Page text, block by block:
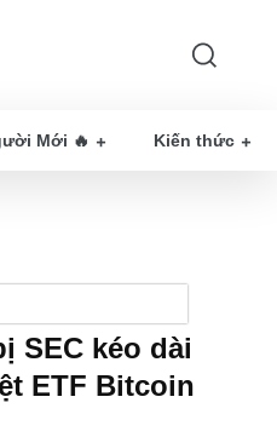
Mới 🔥 Kiến thức
SEC kéo dài
ETF Bitcoin